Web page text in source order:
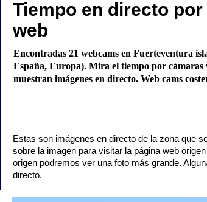
Tiempo en directo
web
Encontradas 21 webcams en Fuerteventura
España, Europa). Mira el tiempo por cámaras
muestran imágenes en directo. Web cams
Estas son imágenes en directo de la zona que
sobre la imagen para visitar la página web
origen podremos ver una foto más grande.
directo.